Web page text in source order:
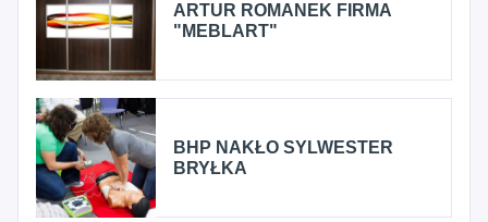
ARTUR ROMANEK FIRMA
"MEBLART"
BHP NAKŁO SYLWESTER
BRYŁKA